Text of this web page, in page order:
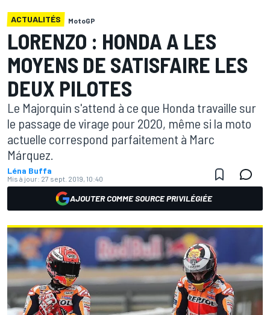
ACTUALITÉS MotoGP
LORENZO : HONDA A LES
MOYENS DE SATISFAIRE LES
DEUX PILOTES
Le Majorquin s'attend à ce que Honda travaille sur
le passage de virage pour 2020, même si la moto
actuelle correspond parfaitement à Marc
Márquez.
Léna Buffa
Mis à jour: 27 sept. 2019, 10:40
AJOUTER COMME SOURCE PRIVILÉGIÉE